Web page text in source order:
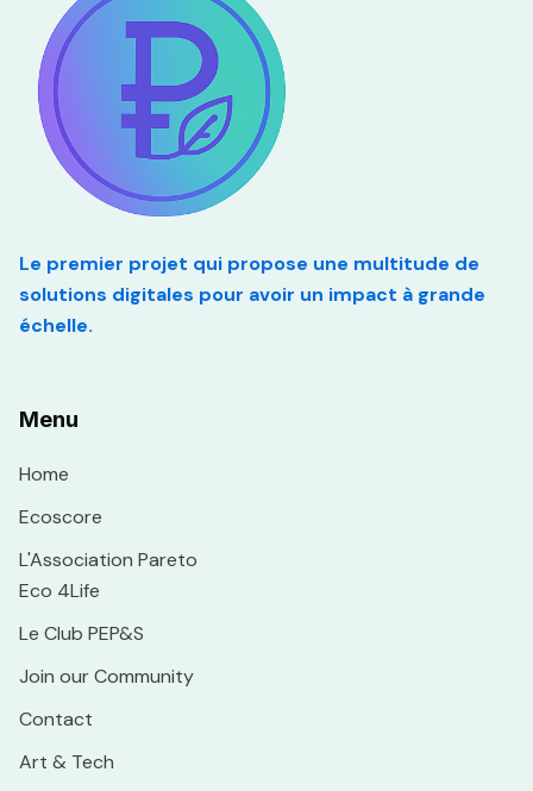
Le premier projet qui propose une multitude de
solutions digitales pour avoir un impact à grande
échelle.
Menu
Home
Ecoscore
L'Association Pareto
Eco 4Life
Le Club PEP&S
Join our Community
Contact
Art & Tech